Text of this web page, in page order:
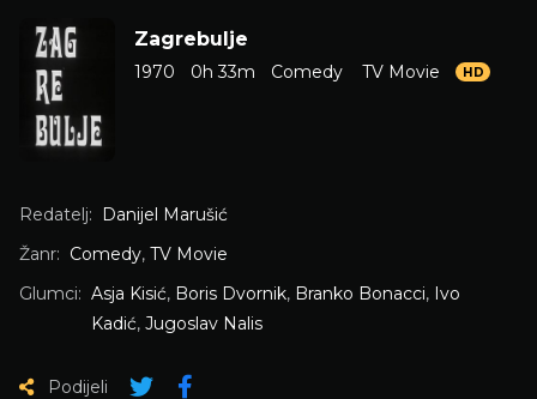
Zagrebulje
1970 0h 33m Comedy TV Movie HD
Redatelj:
Danijel Marušić
Žanr: Comedy, TV Movie
Glumci: Asja Kisić, Boris Dvornik, Branko Bonacci, Ivo
Kadić, Jugoslav Nalis
Podijeli